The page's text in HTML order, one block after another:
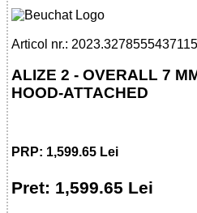
Articol nr.: 2023.3278555437115
ALIZE 2 - OVERALL 7
HOOD-ATTACHED
PRP: 1,599.65 Lei
Pret: 1,599.65 Lei